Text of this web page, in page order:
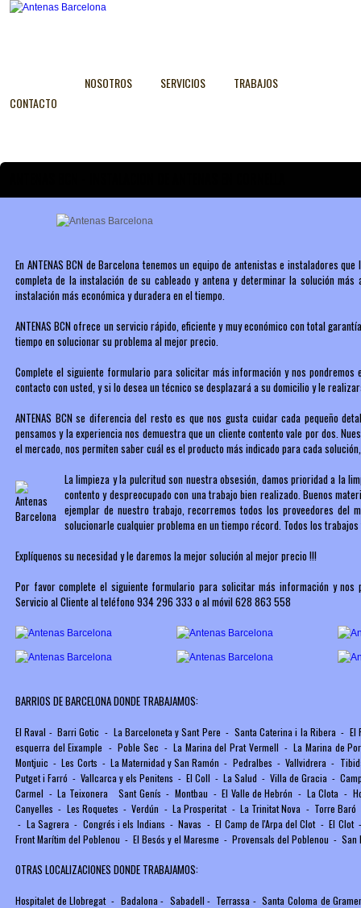
NOSOTROS SERVICIOS
TRABAJOS
CONTACTO
En ANTENAS BCN de Barcelona tenemos un equipo de antenistas e instaladores
completa de la instalación de su cableado y antena y determinar la solución
instalación más económica y duradera en el tiempo.
ANTENAS BCN ofrece un servicio rápido, eficiente y muy económico con total
tiempo en solucionar su problema al mejor precio.
Complete el siguiente formulario para solicitar más información y nos
contacto con usted, y si lo desea un técnico se desplazará a su domicilio y le
ANTENAS BCN se diferencia del resto es que nos gusta cuidar cada pequeño
pensamos y la experiencia nos demuestra que un cliente contento vale por dos.
el mercado, nos permiten saber cuál es el producto más indicado para cada
La limpieza y la pulcritud son nuestra obsesión, damos prioridad a la
contento y despreocupado con una trabajo bien realizado. Buenos
ejemplar de nuestro trabajo, recorremos todos los proveedores del
solucionarle cualquier problema en un tiempo récord. Todos los
Explíquenos su necesidad y le daremos la mejor solución al mejor precio !!!
Por favor complete el siguiente formulario para solicitar más información y nos
Servicio al Cliente al teléfono 934 296 333 o al móvil 628 863 558
BARRIOS DE BARCELONA DONDE TRABAJAMOS:
El Raval -Barri Gotic - La Barceloneta y Sant Pere - Santa Caterina i la Ribera - El
esquerra del Eixample - Poble Sec -La Marina del Prat Vermell -La Marina de
Montjuic -Les Corts - La Maternidad y San Ramón - Pedralbes -Vallvidrera -
Putget i Farró - Vallcarca y els Penitens - El Coll - La Salud - Villa de Gracia -
Carmel -La Teixonera Sant Genís - Montbau -El Valle de Hebrón - La Clota -
Canyelles - Les Roquetes -Verdún -La Prosperitat - La Trinitat Nova - Torre Baró
- La Sagrera - Congrés i els Indians -Navas -El Camp de l'Arpa del Clot -El Clot
Front Marítim del Poblenou - El Besós y el Maresme - Provensals del Poblenou - San
OTRAS LOCALIZACIONES DONDE TRABAJAMOS:
Hospitalet de Llobregat - Badalona - Sabadell - Terrassa -Santa Coloma de